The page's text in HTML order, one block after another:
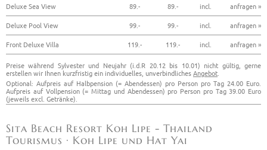
Deluxe Sea View
89.- 89.- incl.
anfragen »
Deluxe Pool View
99.- 99.- incl.
anfragen »
Front Deluxe Villa
119.- 119.- incl. anfragen »
Preise während Sylvester und Neujahr (i.d.R 20.12 bis 10.01) nicht gültig, gerne
erstellen wir Ihnen kurzfristig ein individuelles, unverbindlichesAngebot
Optional: Aufpreis auf Halbpension (= Abendessen) pro Person pro Tag 24.00 Euro.
Aufpreis auf Vollpension (= Mittag und Abendessen) pro Person pro Tag 39.00 Euro
(jeweils excl. Getränke).
Sita Beach Resort Koh Lipe - Thailand
Tourismus · Koh Lipe und Hat Yai